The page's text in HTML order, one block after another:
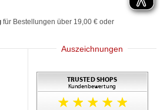
für Bestellungen über 19,00 € oder
Auszeichnungen